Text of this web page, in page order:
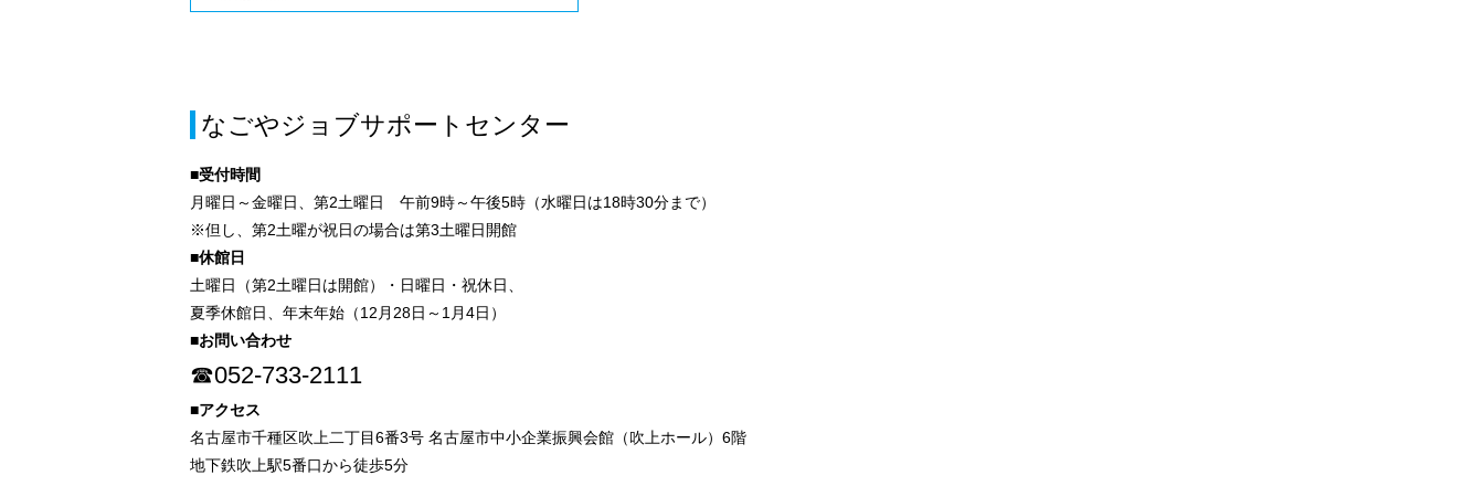
なごやジョブサポートセンター
■受付時間
月曜日～金曜日、第2土曜日 午前9時～午後5時（水曜日は18時30分まで）
※但し、第2土曜が祝日の場合は第3土曜日開館
■休館日
土曜日（第2土曜日は開館）・日曜日・祝休日、
夏季休館日、年末年始（12月28日～1月4日）
■お問い合わせ
☎052-733-2111
■アクセス
名古屋市千種区吹上二丁目6番3号 名古屋市中小企業振興会館（吹上ホール）6階
地下鉄吹上駅5番口から徒歩5分